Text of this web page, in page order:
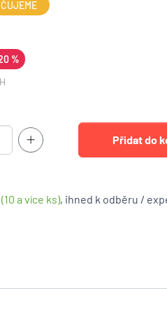
%
a více ks), ihned k odběru /